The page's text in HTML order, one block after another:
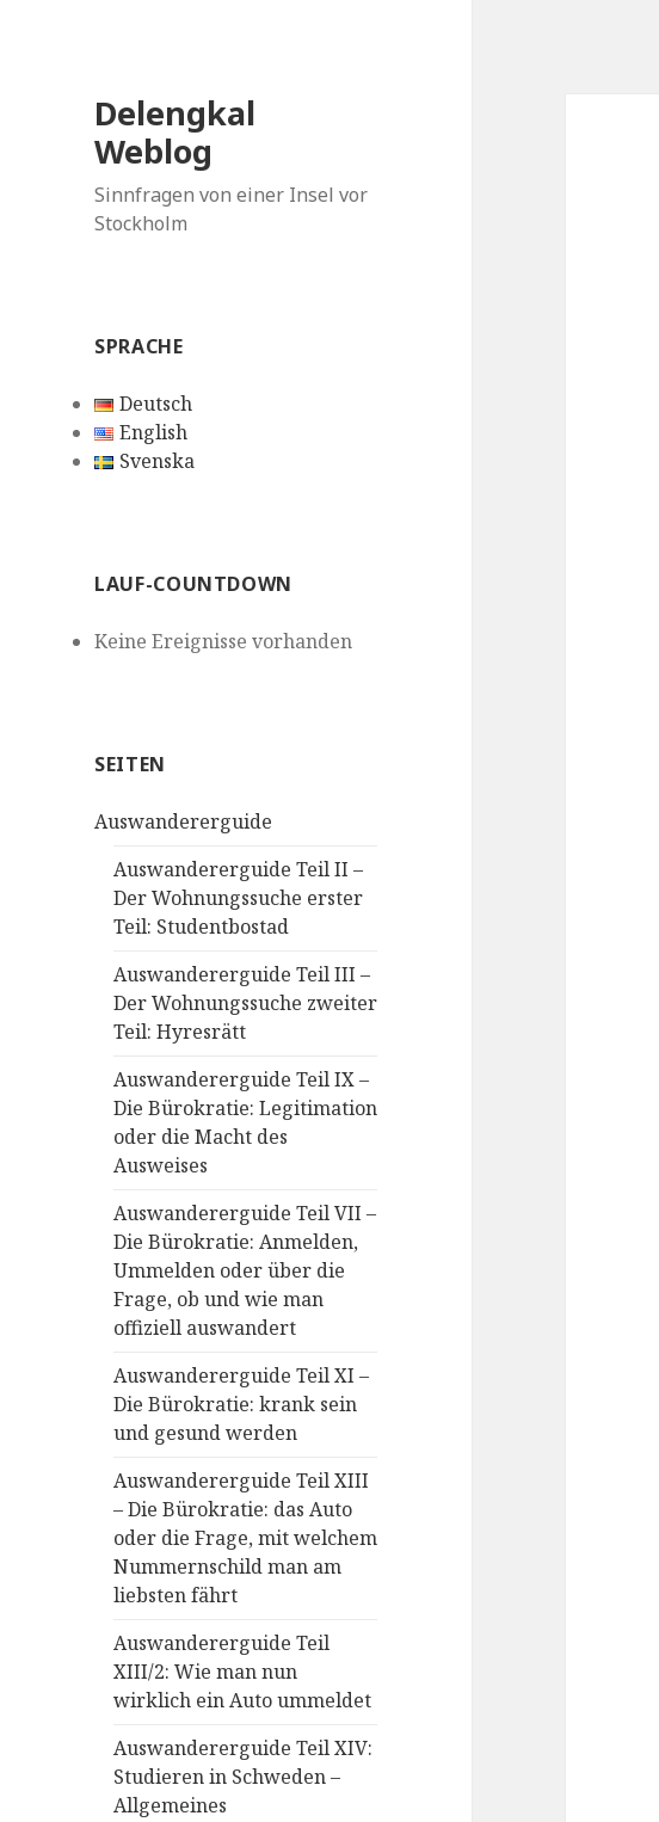
Delengkal
Weblog
Sinnfragen von einer Insel vor
Stockholm
SPRACHE
Deutsch
English
Svenska
LAUF-COUNTDOWN
Keine Ereignisse vorhanden
SEITEN
Auswandererguide
Auswandererguide Teil II –
Der Wohnungssuche erster
Teil: Studentbostad
Auswandererguide Teil III –
Der Wohnungssuche zweiter
Teil: Hyresrätt
Auswandererguide Teil IX –
Die Bürokratie: Legitimation
oder die Macht des
Ausweises
Auswandererguide Teil VII –
Die Bürokratie: Anmelden,
Ummelden oder über die
Frage, ob und wie man
offiziell auswandert
Auswandererguide Teil XI –
Die Bürokratie: krank sein
und gesund werden
Auswandererguide Teil XIII
– Die Bürokratie: das Auto
oder die Frage, mit welchem
Nummernschild man am
liebsten fährt
Auswandererguide Teil
XIII/2: Wie man nun
wirklich ein Auto ummeldet
Auswandererguide Teil XIV:
Studieren in Schweden –
Allgemeines